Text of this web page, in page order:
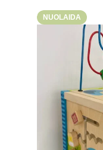
NUOLAIDA